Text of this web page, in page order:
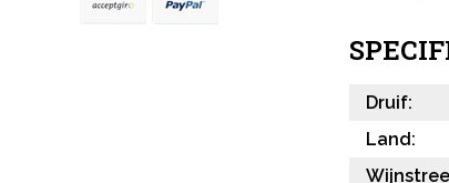
Druif:
Land: